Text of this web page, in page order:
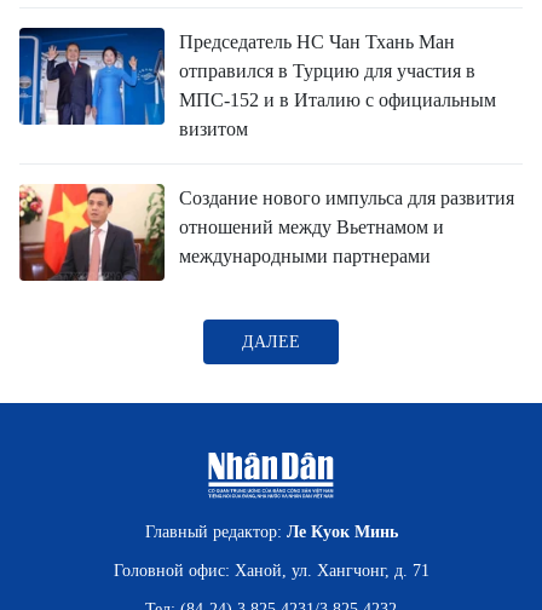
Председатель НС Чан Тхань Ман
отправился в Турцию для участия в
МПС-152 и в Италию с официальным
визитом
Создание нового импульса для развития
отношений между Вьетнамом и
международными партнерами
ДАЛЕЕ
Главный редактор: Ле Куок Минь
Головной офис: Ханой, ул. Хангчонг, д. 71